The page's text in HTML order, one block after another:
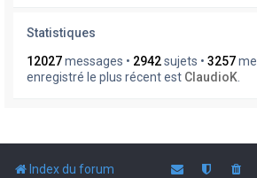
Statistiques
12027messages • 2942sujets • 3257
enregistré le plus récent est ClaudioK
Index du forum